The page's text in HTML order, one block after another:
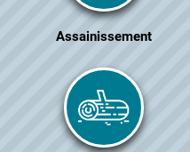
Assainissement